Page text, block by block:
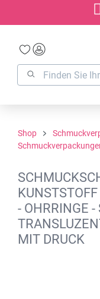
Shop
- OHRRINGE -
MIT DRUCK